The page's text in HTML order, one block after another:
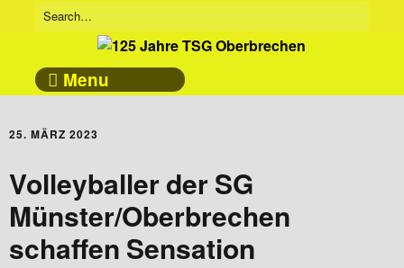
Menu
25. MÄRZ 2023
Volleyballer der SG
Münster/Oberbrechen
schaffen Sensation